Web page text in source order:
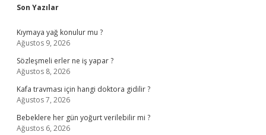
Sidebar
Son Yazılar
Kıymaya yağ konulur mu ?
Ağustos 9, 2026
Sözleşmeli erler ne iş yapar ?
Ağustos 8, 2026
Kafa travması için hangi doktora gidilir ?
Ağustos 7, 2026
Bebeklere her gün yoğurt verilebilir mi ?
Ağustos 6, 2026